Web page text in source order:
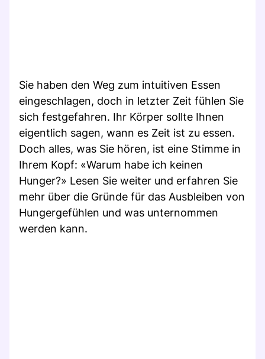
Sie haben den Weg zum intuitiven Essen
eingeschlagen, doch in letzter Zeit fühlen Sie
sich festgefahren. Ihr Körper sollte Ihnen
eigentlich sagen, wann es Zeit ist zu essen.
Doch alles, was Sie hören, ist eine Stimme in
Ihrem Kopf: «Warum habe ich keinen
Hunger?» Lesen Sie weiter und erfahren Sie
mehr über die Gründe für das Ausbleiben von
Hungergefühlen und was unternommen
werden kann.